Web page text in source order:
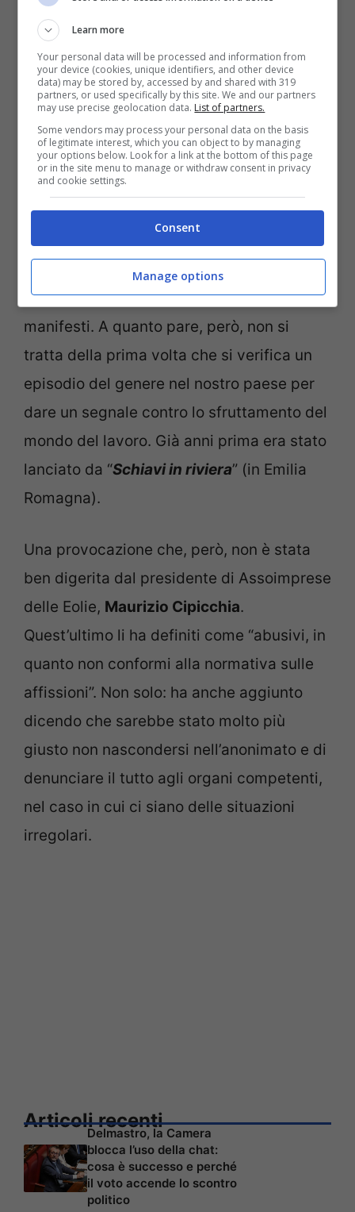
pic.twitter.com/EflmLJRhy7
— AntonIUS- 🇪🇺🇮🇹🌐 ⚖🩸🧬
🧪 – True Story 💣💥
(@Antonius11)May 1, 2022
Oramai sui social network non si sta
parlando d’altro. Tantissimi sono i post che
stanno girando sul web con queste foto di
manifesti. A quanto pare, però, non si
tratta della prima volta che si verifica un
episodio del genere nel nostro paese per
dare un segnale contro lo sfruttamento del
mondo del lavoro. Già anni prima era stato
lanciato da “Schiavi in riviera” (in Emilia
Romagna).
Una provocazione che, però, non è stata
ben digerita dal presidente di Assoimprese
delle Eolie, Maurizio Cipicchia.
Quest’ultimo li ha definiti come “abusivi, in
quanto non conformi alla normativa sulle
affissioni”. Non solo: ha anche aggiunto
dicendo che sarebbe stato molto più
giusto non nascondersi nell’anonimato e di
denunciare il tutto agli organi competenti,
nel caso in cui ci siano delle situazioni
irregolari.
Articoli recenti
Delmastro, la Camera
blocca l’uso della chat:
cosa è successo e perché
il voto accende lo scontro
politico
Learn more
Your personal data will be processed and information from
your device (cookies, unique identifiers, and other device
data) may be stored by, accessed by and shared with 319
partners, or used specifically by this site. We and our partners
may use precise geolocation data. List of partners.
Some vendors may process your personal data on the basis
of legitimate interest, which you can object to by managing
your options below. Look for a link at the bottom of this page
or in the site menu to manage or withdraw consent in privacy
and cookie settings.
Consent
Manage options